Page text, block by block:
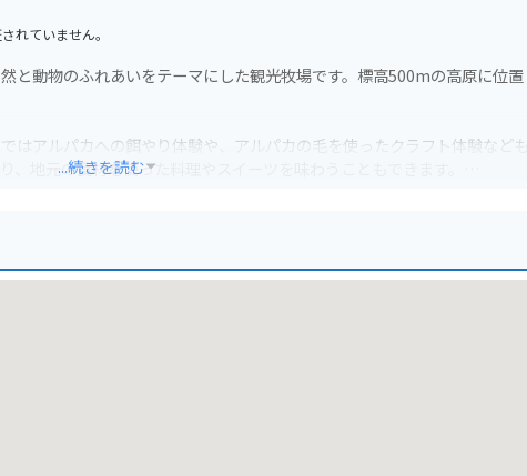
れていません。
と動物のふれあいをテーマにした観光牧場です。標高500mの高原に位
はアルパカへの餌やり体験や、アルパカの毛を使ったクラフト体験なども
、地元の食材を使った料理やスイーツを味わうこともできます。
風景が広がるなど、自然豊かな景色も楽しめます。
...続きを読む